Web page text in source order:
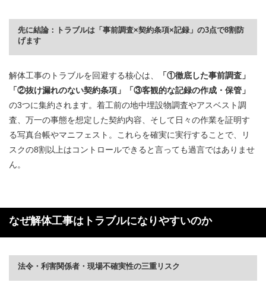
先に結論：トラブルは「事前調査×契約条項×記録」の3点で8割防
げます
解体工事のトラブルを回避する核心は、
「①徹底した事前調査」
「②抜け漏れのない契約条項」「③客観的な記録の作成・保管」
の3つに集約されます。着工前の地中埋設物調査やアスベスト調
査、万一の事態を想定した契約内容、そして日々の作業を証明す
る写真台帳やマニフェスト。これらを確実に実行することで、リ
スクの8割以上はコントロールできると言っても過言ではありませ
ん。
なぜ解体工事はトラブルになりやすいのか
法令・利害関係者・現場不確実性の三重リスク